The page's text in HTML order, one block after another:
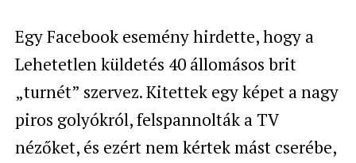
Egy Facebook esemény hirdette, hogy a
Lehetetlen küldetés 40 állomásos brit
„turnét” szervez. Kitettek egy képet a nagy
piros golyókról, felspannolták a TV
nézőket, és ezért nem kértek mást cserébe,